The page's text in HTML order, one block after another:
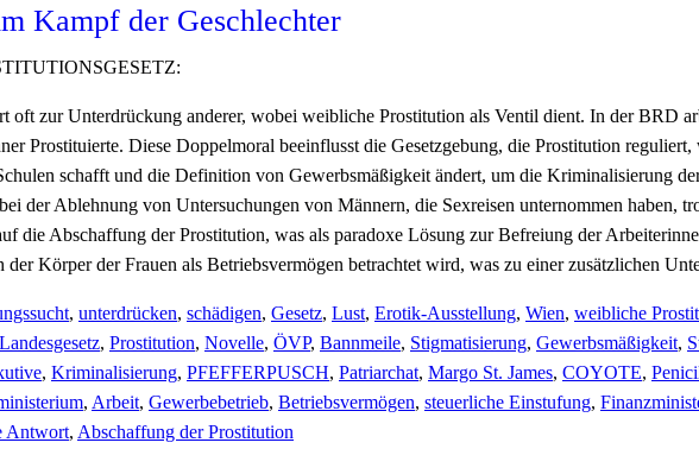
Kampf der Geschlechter
oft zur Unterdrückung anderer, wobei weibliche Prostitution als Ventil dient. In der BRD
Prostituierte. Diese Doppelmoral beeinflusst die Gesetzgebung, die Prostitution
schafft und die Definition von Gewerbsmäßigkeit ändert, um die Kriminalisierung
der Ablehnung von Untersuchungen von Männern, die Sexreisen unternommen haben,
die Abschaffung der Prostitution, was als paradoxe Lösung zur Befreiung der
Körper der Frauen als Betriebsvermögen betrachtet wird, was zu einer zusätzlichen
, unterdrücken, schädigen, Gesetz, Lust, Erotik-Ausstellung, Wien, weibliche
Landesgesetz, Prostitution, Novelle, ÖVP, Bannmeile, Stigmatisierung, Gewerbsmäßigkeit,
, Kriminalisierung, PFEFFERPUSCH, Patriarchat, Margo St. James, COYOTE,
, Arbeit, Gewerbebetrieb, Betriebsvermögen, steuerliche Einstufung,
Antwort, Abschaffung der Prostitution